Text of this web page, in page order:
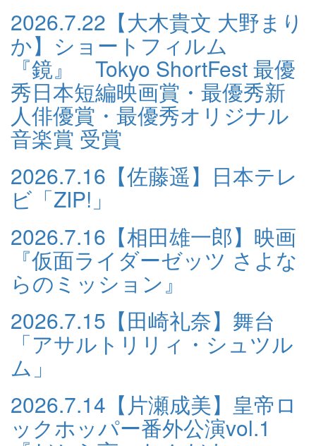
2026.7.22 【大木貴文 大野まり
か】ショートフィルム
『鏡』 Tokyo ShortFest 最優
秀日本短編映画賞・最優秀新
人俳優賞・最優秀オリジナル
音楽賞 受賞
2026.7.16 【佐藤遥】日本テレ
ビ「ZIP!」
2026.7.16 【相田雄一郎】映画
『仮面ライダーゼッツ さよな
らのミッション』
2026.7.15 【田崎礼奈】舞台
「アサルトリリィ・シュツル
ム」
2026.7.14 【片瀬成美】皇帝ロ
ックホッパー番外公演vol.1